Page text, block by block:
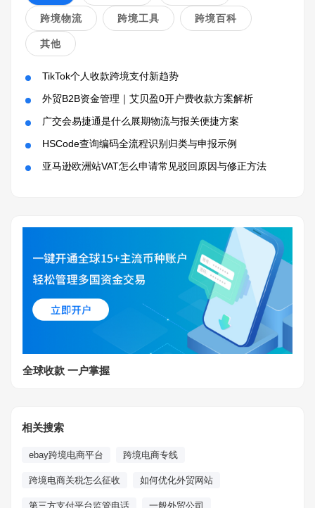
跨境物流 跨境工具 跨境百科
其他
TikTok个人收款跨境支付新趋势
外贸B2B资金管理｜艾贝盈0开户费收款方案解析
广交会易捷通是什么展期物流与报关便捷方案
HSCode查询编码全流程识别归类与申报示例
亚马逊欧洲站VAT怎么申请常见驳回原因与修正方法
全球收款 一户掌握
相关搜索
ebay跨境电商平台 跨境电商专线
跨境电商关税怎么征收 如何优化外贸网站
第三方支付平台监管电话 一般外贸公司